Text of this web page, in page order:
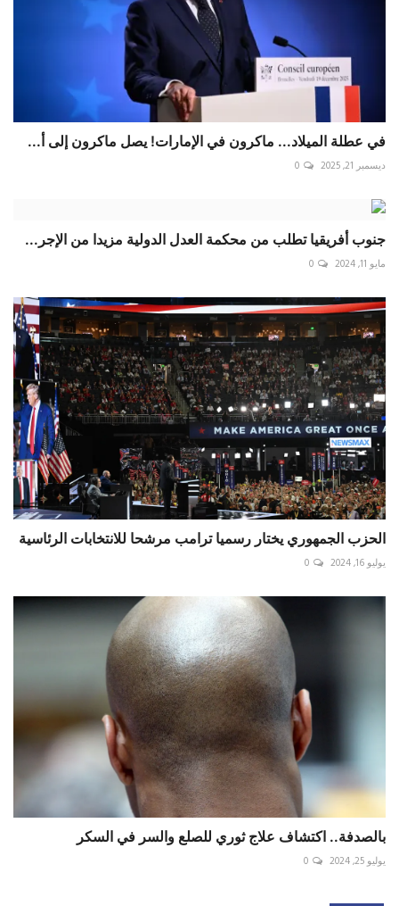
في عطلة الميلاد... ماكرون في الإمارات! يصل ماكرون إلى أ...
ديسمبر 21, 2025 0
جنوب أفريقيا تطلب من محكمة العدل الدولية مزيدا من الإجر...
مايو 11, 2024 0
الحزب الجمهوري يختار رسميا ترامب مرشحا للانتخابات الرئاسية
يوليو 16, 2024 0
بالصدفة.. اكتشاف علاج ثوري للصلع والسر في السكر
يوليو 25, 2024 0